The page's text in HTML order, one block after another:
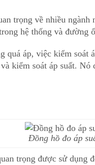
trọng về nhiều ngành
hệ thống và đường
quá áp, việc kiểm soát
kiểm soát áp suất.
Đồng hồ đo áp
trọng được sử dụng